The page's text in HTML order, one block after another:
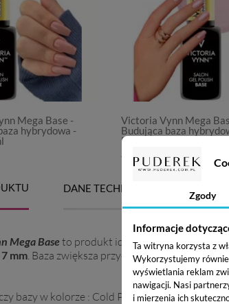
Zgody
Informacje
Ta witryna korzysta z
Wykorzystujemy
wyświetlania reklam
nawigacji. Nasi
i mierzenia ich
Mega Base -
hybrydowa -
Victoria Vynn Mega
Budująca baza
Blink Pink- 8 ml
41,00 zł
DANE TECHNICZNE
Mega Base to produkt idealny do nadbudowy
7 mm . Baza zwiększa przyczepność stylizacji
bazy w kolorze : Cold Pink